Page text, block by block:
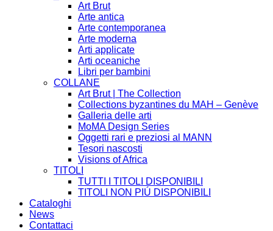
Art Brut
Arte antica
Arte contemporanea
Arte moderna
Arti applicate
Arti oceaniche
Libri per bambini
COLLANE
Art Brut | The Collection
Collections byzantines du MAH – Genève
Galleria delle arti
MoMA Design Series
Oggetti rari e preziosi al MANN
Tesori nascosti
Visions of Africa
TITOLI
TUTTI I TITOLI DISPONIBILI
TITOLI NON PIÚ DISPONIBILI
Cataloghi
News
Contattaci